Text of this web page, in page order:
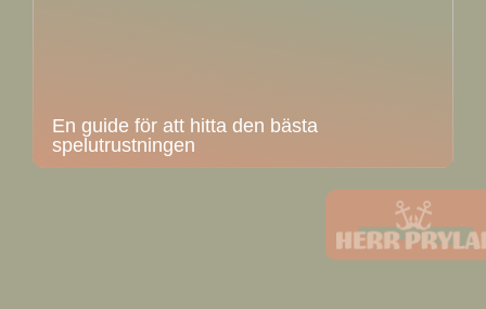
En guide för att hitta den bästa
spelutrustningen